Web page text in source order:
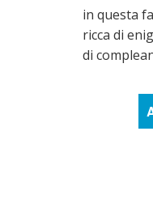
in questa
ricca di
di